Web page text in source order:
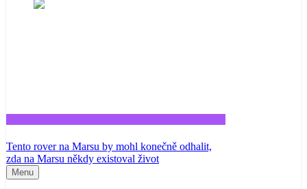
Tento rover na Marsu by mohl konečně odhalit,
zda na Marsu někdy existoval život
Menu